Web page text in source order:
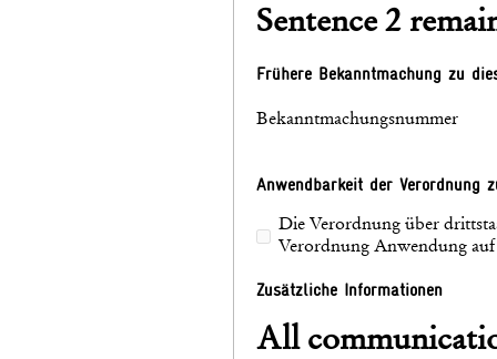
Sentence 2
Frühere Bekanntmachung zu
Bekanntmachungsnummer
Anwendbarkeit der Verordnung
Die Verordnung über
Verordnung Anwendung auf
Zusätzliche Informationen
All communication